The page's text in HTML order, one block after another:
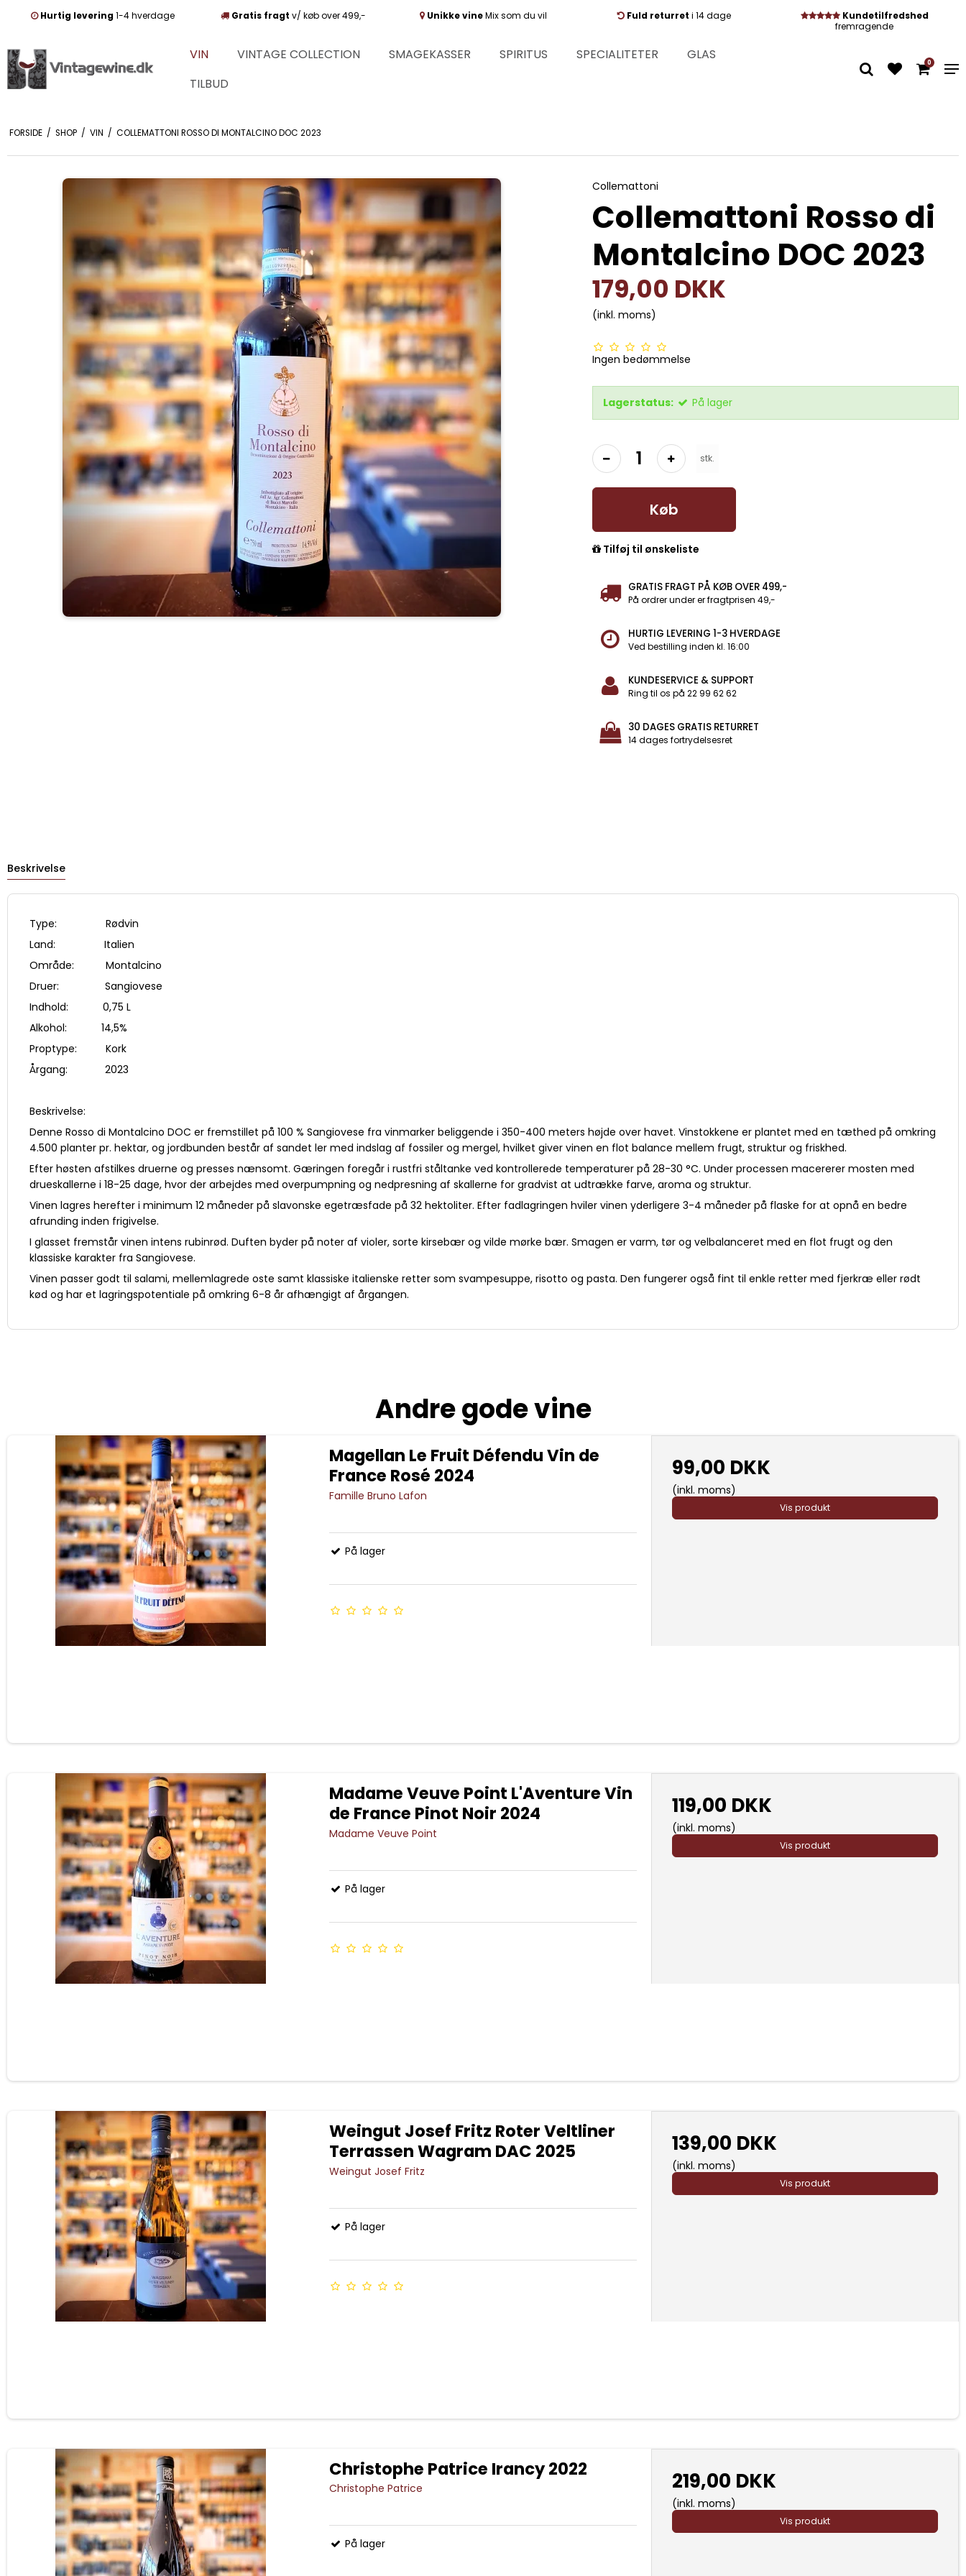
Hurtig levering1-4 hverdage Gratis fragt v/ køb over 499,- Unikke vineMix som du vil Fuld returret i 14 dage
Kundetilfredshed
fremragende
VIN VINTAGE COLLECTION SMAGEKASSER SPIRITUS SPECIALITETER
GLAS
TILBUD
0
FORSIDE / SHOP / VIN / COLLEMATTONI ROSSO DI MONTALCINO DOC 2023
Collemattoni
Collemattoni Rosso di
Montalcino DOC 2023
179,00 DKK
(inkl. moms)
Ingen bedømmelse
Lagerstatus: På lager
stk.
Køb
Tilføj til ønskeliste
GRATIS FRAGT PÅ KØB OVER 499,-
På ordrer under er fragtprisen 49,-
HURTIG LEVERING 1-3 HVERDAGE
Ved bestilling inden kl. 16:00
KUNDESERVICE & SUPPORT
Ring til os på 22 99 62 62
30 DAGES GRATIS RETURRET
14 dages fortrydelsesret
Beskrivelse
Type: Rødvin
Land: Italien
Område: Montalcino
Druer: Sangiovese
Indhold: 0,75 L
Alkohol: 14,5%
Proptype: Kork
Årgang: 2023
Beskrivelse:
Denne Rosso di Montalcino DOC er fremstillet på 100 % Sangiovese fra vinmarker beliggende i 350-400 meters højde over havet. Vinstokkene er plantet med en tæthed på omkring
4.500 planter pr. hektar, og jordbunden består af sandet ler med indslag af fossiler og mergel, hvilket giver vinen en flot balance mellem frugt, struktur og friskhed.
Efter høsten afstilkes druerne og presses nænsomt. Gæringen foregår i rustfri ståltanke ved kontrollerede temperaturer på 28-30 °C. Under processen macererer mosten med
drueskallerne i 18-25 dage, hvor der arbejdes med overpumpning og nedpresning af skallerne for gradvist at udtrække farve, aroma og struktur.
Vinen lagres herefter i minimum 12 måneder på slavonske egetræsfade på 32 hektoliter. Efter fadlagringen hviler vinen yderligere 3-4 måneder på flaske for at opnå en bedre
afrunding inden frigivelse.
I glasset fremstår vinen intens rubinrød. Duften byder på noter af violer, sorte kirsebær og vilde mørke bær. Smagen er varm, tør og velbalanceret med en flot frugt og den
klassiske karakter fra Sangiovese.
Vinen passer godt til salami, mellemlagrede oste samt klassiske italienske retter som svampesuppe, risotto og pasta. Den fungerer også fint til enkle retter med fjerkræ eller rødt
kød og har et lagringspotentiale på omkring 6-8 år afhængigt af årgangen.
Andre gode vine
Magellan Le Fruit Défendu Vin de
France Rosé 2024
Famille Bruno Lafon
På lager
99,00 DKK
(inkl. moms)
Vis produkt
Madame Veuve Point L'Aventure Vin
de France Pinot Noir 2024
Madame Veuve Point
På lager
119,00 DKK
(inkl. moms)
Vis produkt
Weingut Josef Fritz Roter Veltliner
Terrassen Wagram DAC 2025
Weingut Josef Fritz
På lager
139,00 DKK
(inkl. moms)
Vis produkt
Christophe Patrice Irancy 2022
Christophe Patrice
På lager
219,00 DKK
(inkl. moms)
Vis produkt